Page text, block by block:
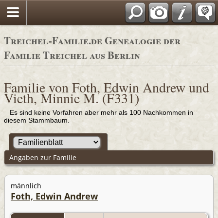
Adressbücher
Treichel-Familie.de Genealogie der
Familie Treichel aus Berlin
Familie von Foth, Edwin Andrew und
Vieth, Minnie M. (F331)
Es sind keine Vorfahren aber mehr als 100 Nachkommen in
diesem Stammbaum.
Angaben zur Familie
männlich
Foth, Edwin Andrew